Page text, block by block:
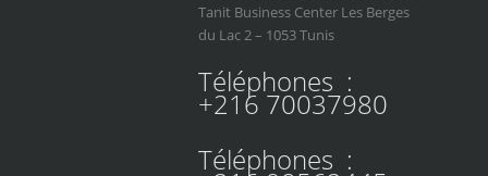
Tanit Business Center Les Berges
du Lac 2 – 1053 Tunis
Téléphones :
+216 70037980
Téléphones :